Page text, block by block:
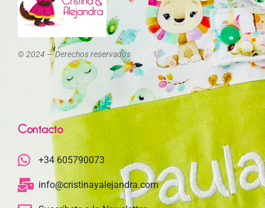
© 2024 — Derechos reservados
Contacto
+34 605790073
info@cristinayalejandra.com